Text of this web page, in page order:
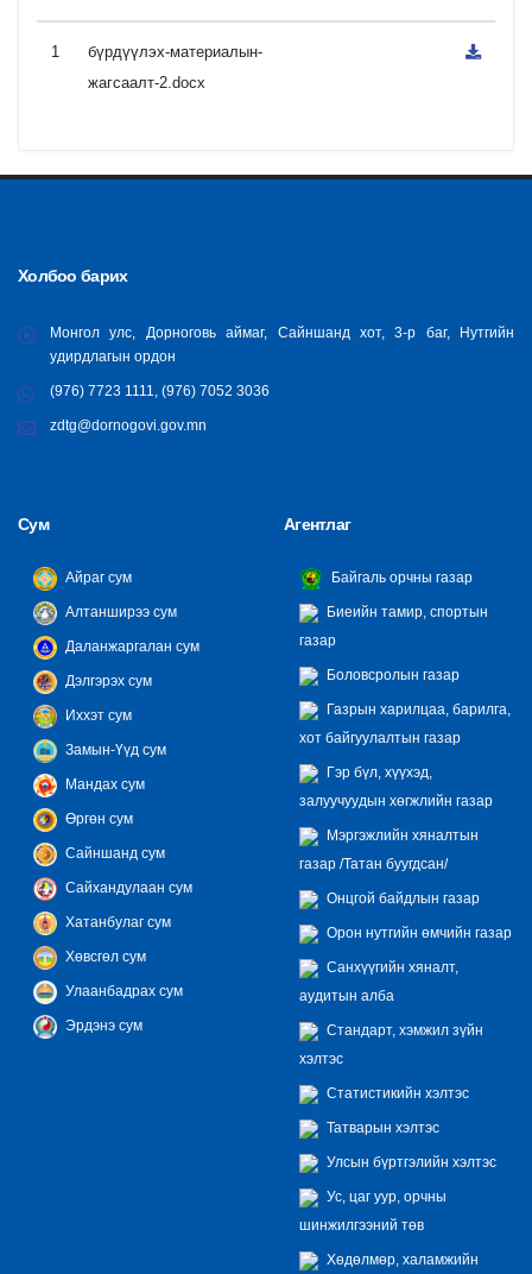
1
бүрдүүлэх-материалын-
жагсаалт-2.docx
Холбоо барих
Монгол улс, Дорноговь аймаг, Сайншанд хот, 3-р баг, Нутгийн
удирдлагын ордон
(976) 7723 1111, (976) 7052 3036
zdtg@dornogovi.gov.mn
Сум
Айраг сум
Алтанширээ сум
Даланжаргалан сум
Дэлгэрэх сум
Иххэт сум
Замын-Үүд сум
Мандах сум
Өргөн сум
Сайншанд сум
Сайхандулаан сум
Хатанбулаг сум
Хөвсгөл сум
Улаанбадрах сум
Эрдэнэ сум
Агентлаг
Байгаль орчны газар
Биеийн тамир, спортын
газар
Боловсролын газар
Газрын харилцаа, барилга,
хот байгуулалтын газар
Гэр бүл, хүүхэд,
залуучуудын хөгжлийн газар
Мэргэжлийн хяналтын
газар /Татан буугдсан/
Онцгой байдлын газар
Орон нутгийн өмчийн газар
Санхүүгийн хяналт,
аудитын алба
Стандарт, хэмжил зүйн
хэлтэс
Статистикийн хэлтэс
Татварын хэлтэс
Улсын бүртгэлийн хэлтэс
Ус, цаг уур, орчны
шинжилгээний төв
Хөдөлмөр, халамжийн